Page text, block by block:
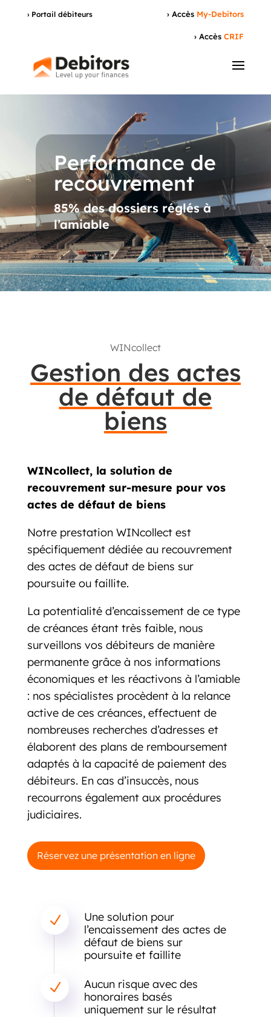
› Portail débiteurs › Accès My-Debitors
› Accès CRIF
Performance de
recouvrement
85% des dossiers réglés à
l’amiable
WINcollect
Gestion des actes
de défaut de
biens
WINcollect, la solution de
recouvrement sur-mesure pour vos
actes de défaut de biens
Notre prestation WINcollect est
spécifiquement dédiée au recouvrement
des actes de défaut de biens sur
poursuite ou faillite.
La potentialité d’encaissement de ce type
de créances étant très faible, nous
surveillons vos débiteurs de manière
permanente grâce à nos informations
économiques et les réactivons à l’amiable
: nos spécialistes procèdent à la relance
active de ces créances, effectuent de
nombreuses recherches d’adresses et
élaborent des plans de remboursement
adaptés à la capacité de paiement des
débiteurs. En cas d’insuccès, nous
recourrons également aux procédures
judiciaires.
Réservez une présentation en ligne
N
Une solution pour
l’encaissement des actes de
défaut de biens sur
poursuite et faillite
N
Aucun risque avec des
honoraires basés
uniquement sur le résultat